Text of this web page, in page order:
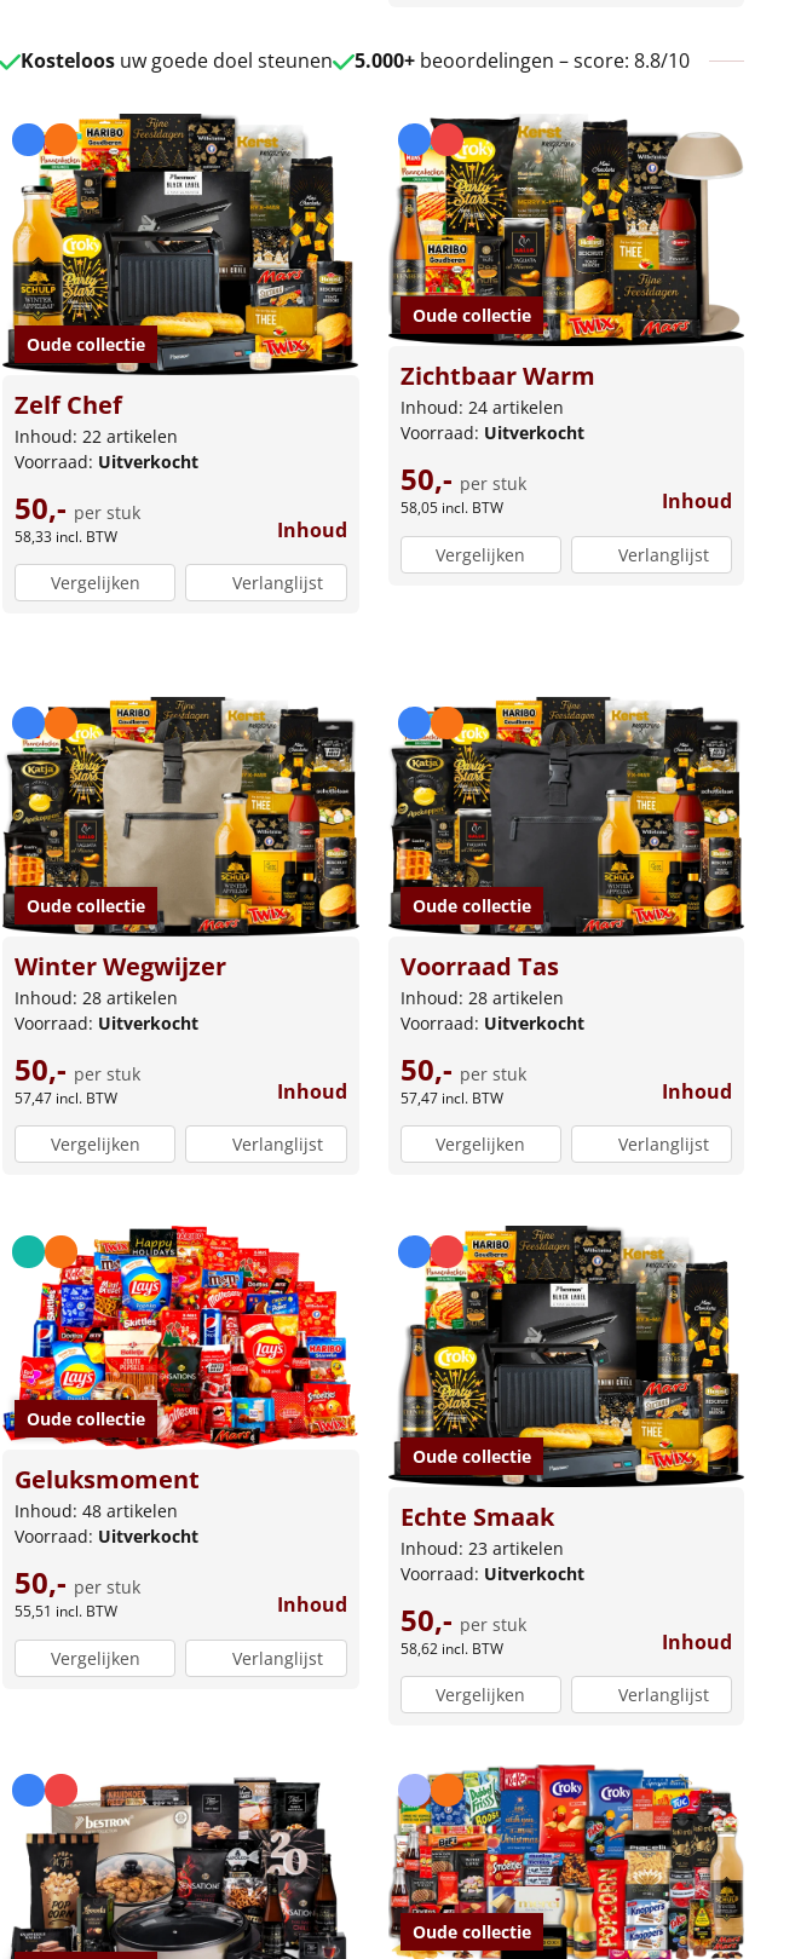
Oude collectie
Zelf Chef
Inhoud: 22 artikelen
Voorraad: Uitverkocht
50,- per stuk
58,33 incl. BTW Inhoud
Vergelijken Verlanglijst
Oude collectie
Zichtbaar Warm
Inhoud: 24 artikelen
Voorraad: Uitverkocht
50,- per stuk
58,05 incl. BTW Inhoud
Vergelijken Verlanglijst
Oude collectie
Winter Wegwijzer
Inhoud: 28 artikelen
Voorraad: Uitverkocht
50,- per stuk
57,47 incl. BTW Inhoud
Vergelijken Verlanglijst
Oude collectie
Voorraad Tas
Inhoud: 28 artikelen
Voorraad: Uitverkocht
50,- per stuk
57,47 incl. BTW Inhoud
Vergelijken Verlanglijst
Oude collectie
Geluksmoment
Inhoud: 48 artikelen
Voorraad: Uitverkocht
50,- per stuk
55,51 incl. BTW Inhoud
Vergelijken Verlanglijst
Oude collectie
Echte Smaak
Inhoud: 23 artikelen
Voorraad: Uitverkocht
50,- per stuk
58,62 incl. BTW Inhoud
Vergelijken Verlanglijst
Oude collectie
Kosteloosuw goede doel steunen 5.000+beoordelingen – score: 8.8/10